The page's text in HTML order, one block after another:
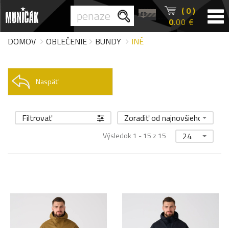
( 0 )
0.00 €
DOMOV
OBLEČENIE BUNDY INÉ
Naspäť
Filtrovať Zoradiť od najnovšieho
Výsledok 1 - 15 z 15 24